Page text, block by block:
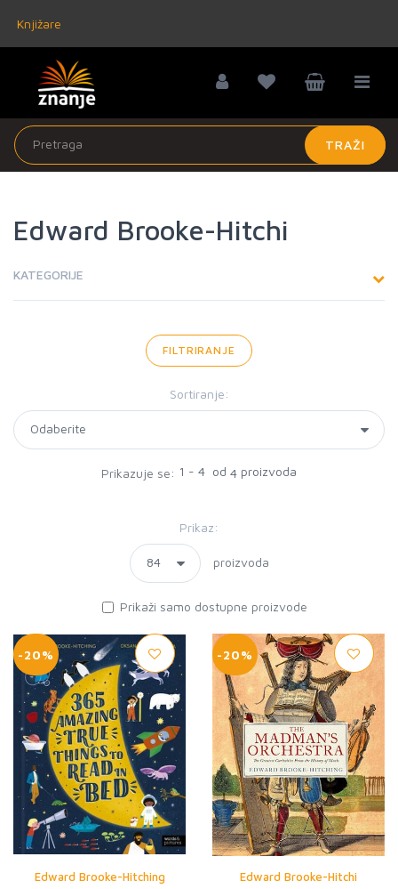
Knjižare
TRAŽI
Edward Brooke-Hitchi
KATEGORIJE
FILTRIRANJE
Sortiranje:
Prikazuje se: 1 - 4 od 4 proizvoda
Prikaz:
proizvoda
Prikaži samo dostupne proizvode
-20%
Edward Brooke-Hitching
-20%
Edward Brooke-Hitchi